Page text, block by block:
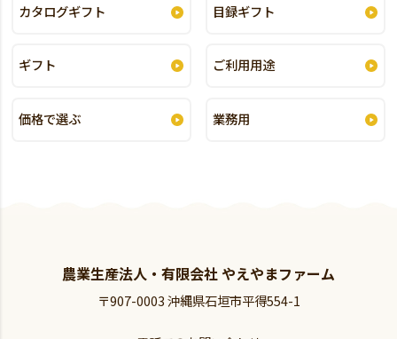
カタログギフト 目録ギフト
ギフト ご利用用途
価格で選ぶ 業務用
農業生産法人・有限会社 やえやまファーム
〒907-0003 沖縄県石垣市平得554-1